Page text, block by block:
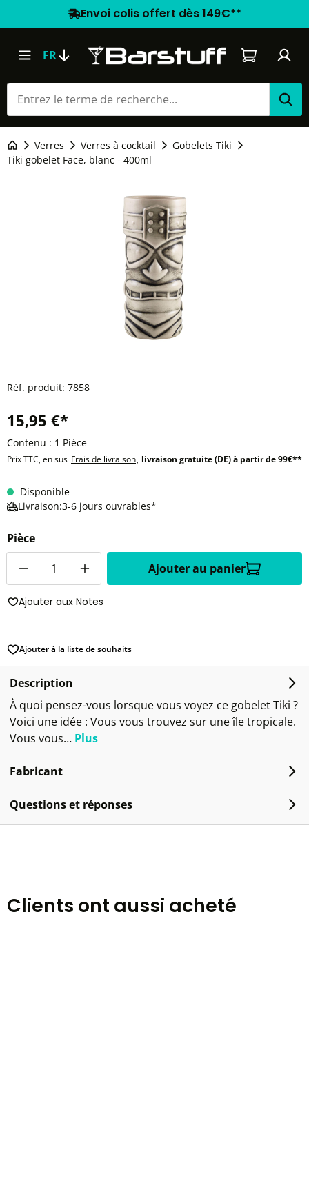
Envoi colis offert dès 149€**
FR Le panier
Verres Verres à cocktail
Gobelets Tiki
Tiki gobelet Face, blanc - 400ml
Réf. produit: 7858
15,95 €*
Contenu : 1 Pièce
Prix TTC, en sus Frais de livraison, livraison gratuite (DE) à partir de 99€**
Disponible
Livraison:3-6 jours ouvrables*
Pièce
Ajouter au panier
Ajouter aux Notes
Ajouter à la liste de souhaits
Description
À quoi pensez-vous lorsque vous voyez ce gobelet Tiki ?
Voici une idée : Vous vous trouvez sur une île tropicale.
Vous vous… Plus
Fabricant
Questions et réponses
Clients ont aussi acheté